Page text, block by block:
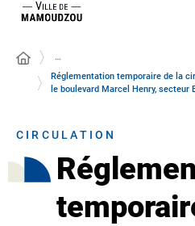
…
Réglementation temporaire de la
le boulevard Marcel Henry, secteur
CIRCULATION